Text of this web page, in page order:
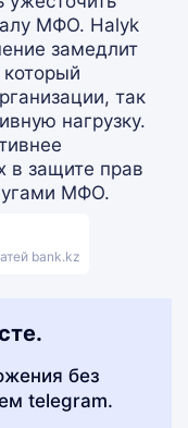
МФО. Halyk
замедлит
так
нагрузку.
в защите прав
МФО.
bank.kz
без
telegram.